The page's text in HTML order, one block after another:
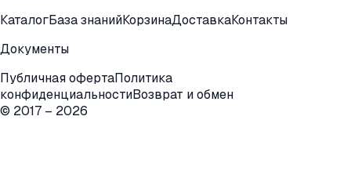
КаталогБаза знанийКорзинаДоставкаКонтакты
Документы
Публичная офертаПолитика
конфиденциальностиВозврат и обмен
© 2017 – 2026